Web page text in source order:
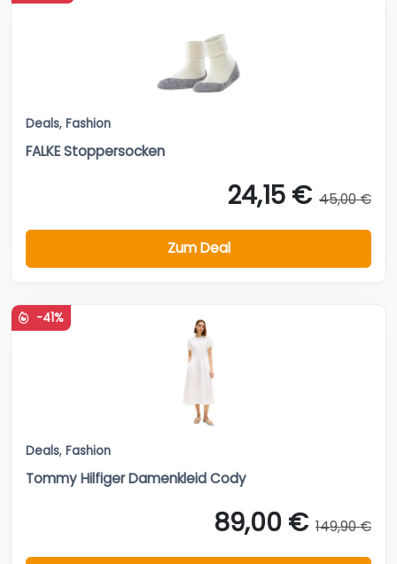
Deals, Fashion
FALKE Stoppersocken
24,15 € 45,00 €
Zum Deal
-41%
Deals, Fashion
Tommy Hilfiger Damenkleid Cody
89,00 € 149,90 €